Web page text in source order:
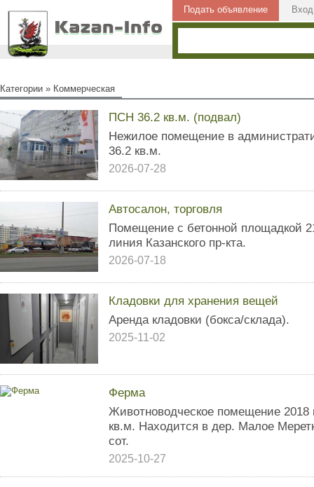
Подать объявление Вход
Категории » Коммерческая
ПСН 36.2 кв.м. (подвал)
Нежилое помещение в
36.2 кв.м.
2026-07-28
Автосалон, торговля
Помещение с бетонной площадкой
линия Казанского пр-кта.
2026-07-18
Кладовки для хранения вещей
Аренда кладовки (бокса/склада).
2025-11-02
Ферма
Животноводческое помещение 2018
кв.м. Находится в дер. Малое
сот.
2025-10-27